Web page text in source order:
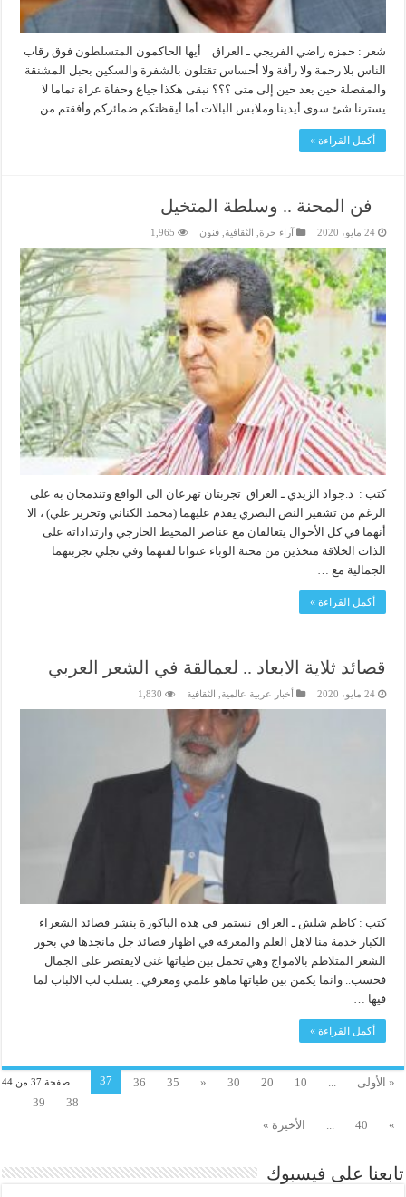
شعر : حمزه راضي الفريجي ـ العراق أيها الحاكمون المتسلطون فوق رقاب
الناس بلا رحمة ولا رأفة ولا أحساس تقتلون بالشفرة والسكين بحبل المشنقة
والمقصلة حين بعد حين إلى متى ؟؟؟ نبقى هكذا جياع وحفاة عراة تماما لا
يسترنا شئ سوى أيدينا وملابس البالات أما أيقظتكم ضمائركم وأفقتم من …
أكمل القراءة »
فن المحنة .. وسلطة المتخيل
24 مايو، 2020 آراء حرة الثقافية ,فنون 1,965
كتب : د.جواد الزيدي ـ العراق تجربتان تهرعان الى الواقع وتندمجان به على
الرغم من تشفير النص البصري يقدم عليهما (محمد الكناني وتحرير علي) ، الا
أنهما في كل الأحوال يتعالقان مع عناصر المحيط الخارجي وارتداداته على
الذات الخلاقة متخذين من محنة الوباء عنوانا لفنهما وفي تجلي تجربتهما
الجمالية مع …
أكمل القراءة »
قصائد ثلاية الابعاد .. لعمالقة في الشعر العربي
24 مايو، 2020 أخبار عربية عالمية الثقافية 1,830
كتب : كاظم شلش ـ العراق نستمر في هذه الباكورة بنشر قصائد الشعراء
الكبار خدمة منا لاهل العلم والمعرفه في اظهار قصائد جل مانجدها في بحور
الشعر المتلاطم بالامواج وهي تحمل بين طياتها غنى لايقتصر على الجمال
فحسب.. وانما يكمن بين طياتها ماهو علمي ومعرفي.. يسلب لب الالباب لما
فيها …
أكمل القراءة »
صفحة 37 من 44 « الأولى ...
10
20
30
«
35
36
37
38
39
»
40
... الأخيرة »
تابعنا على فيسبوك